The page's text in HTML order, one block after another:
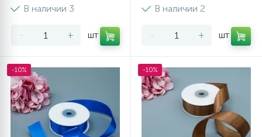
В наличии 3
- + шт
В наличии 2
- + шт
-10% -10%